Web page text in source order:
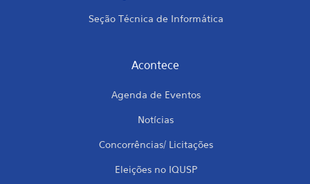
Seção Técnica de Informática
Acontece
Agenda de Eventos
Notícias
Concorrências/ Licitações
Eleições no IQUSP